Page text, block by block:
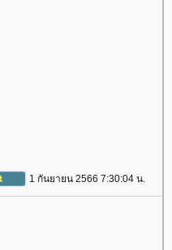
1 กันยายน 2566 7:30:04 น.